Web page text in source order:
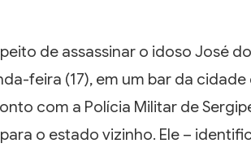
de assassinar o idoso José
feira (17), em um bar da
com a Polícia Militar de
o estado vizinho. Ele –